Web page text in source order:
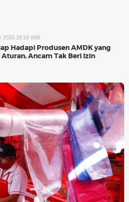
2025 18:18 WIB
Hadapi Produsen AMDK yang
Ancam Tak Beri Izin